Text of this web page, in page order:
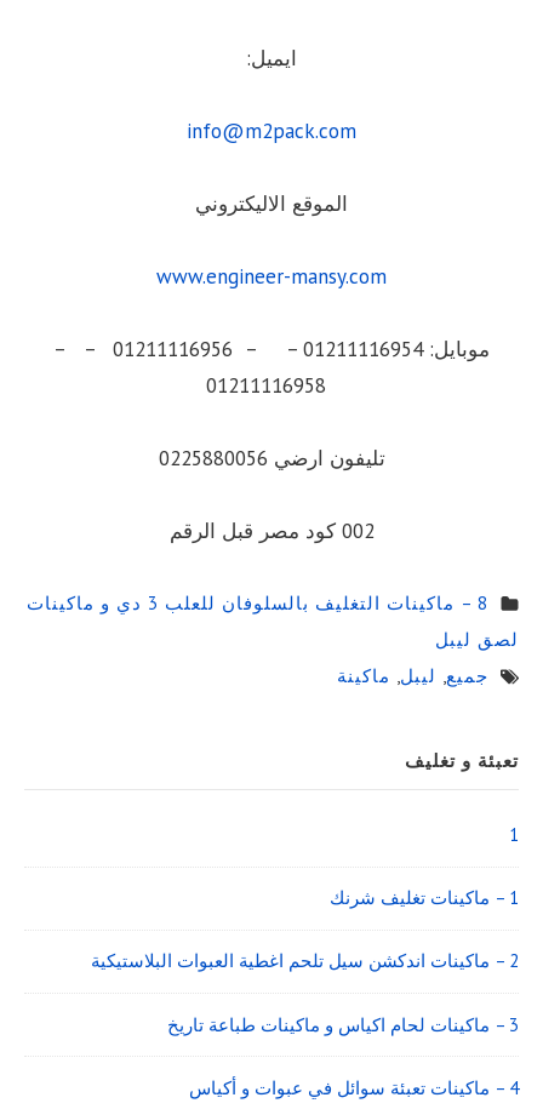
ايميل:
info@m2pack.com
الموقع الاليكتروني
www.engineer-mansy.com
موبايل: 01211116954 – – 01211116956 – –
تليفون ارضي 0225880056
002 كود مصر قبل الرقم
8 – ماكينات التغليف بالسلوفان للعلب 3 دي و ماكينات
لصق ليبل
جميع, ليبل, ماكينة
Sidebar
Widget
Area
تعبئة و تغليف
1
1 – ماكينات تغليف شرنك
2 – ماكينات اندكشن سيل تلحم اغطية العبوات البلاستيكية
3 – ماكينات لحام اكياس و ماكينات طباعة تاريخ
4 – ماكينات تعبئة سوائل في عبوات و أكياس